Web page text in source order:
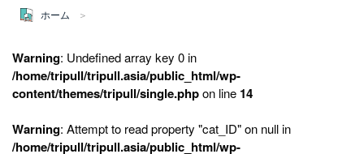
ホーム
Warning: Undefined array key 0 in
/home/tripull/tripull.asia/public_html/wp-
content/themes/tripull/single.phpon line 14
Warning: Attempt to read property "cat_ID" on null in
/home/tripull/tripull.asia/public_html/wp-